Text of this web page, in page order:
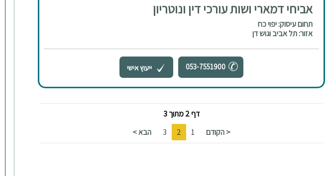
אביחי דמארי ושות עורכי דין ונוטריון
תחום עיסוק: יפוי כח
אזור: תל אביב וגוש דן
053-7551900 ייעוץ אישי
דף 2 מתוך 3
< הקודם
1
2
3 הבא >